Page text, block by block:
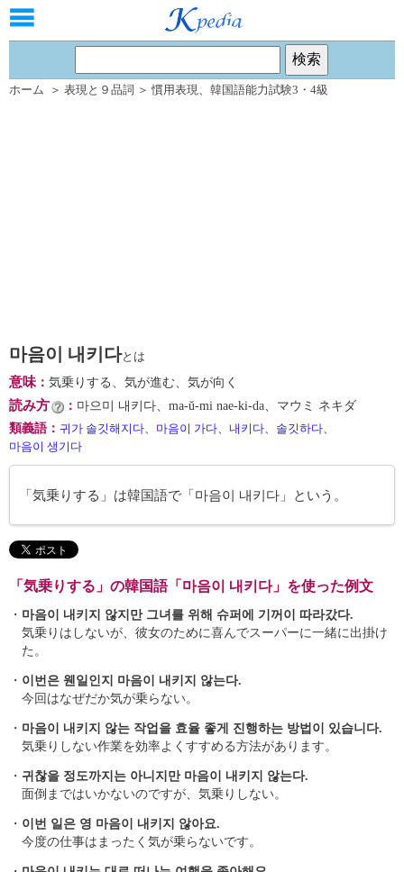
ホーム ＞ 表現と９品詞 ＞ 慣用表現、 韓国語能力試験3・4級
마음이 내키다とは
意味： 気乗りする、気が進む、気が向く
読み方 ： 마으미 내키다、ma-ŭ-mi nae-ki-da、マウミ ネキダ
類義語 ： 귀가 솔깃해지다、 마음이 가다、 내키다、 솔깃하다、
마음이 생기다
「気乗りする」は韓国語で「마음이 내키다」という。
「気乗りする」の韓国語「마음이 내키다」を使った例文
・ 마음이 내키지 않지만 그녀를 위해 슈퍼에 기꺼이 따라갔다.
気乗りはしないが、彼女のために喜んでスーパーに一緒に出掛け
た。
・ 이번은 웬일인지 마음이 내키지 않는다.
今回はなぜだか気が乗らない。
・ 마음이 내키지 않는 작업을 효율 좋게 진행하는 방법이 있습니다.
気乗りしない作業を効率よくすすめる方法があります。
・ 귀찮을 정도까지는 아니지만 마음이 내키지 않는다.
面倒まではいかないのですが、気乗りしない。
・ 이번 일은 영 마음이 내키지 않아요.
今度の仕事はまったく気が乗らないです。